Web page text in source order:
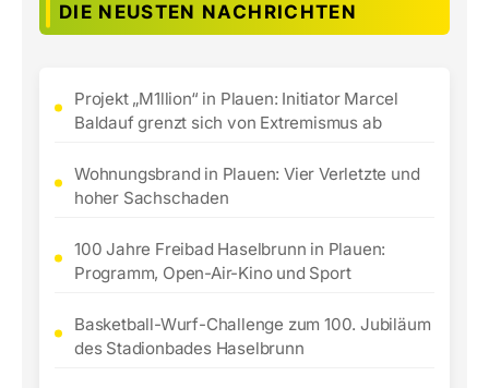
DIE NEUSTEN NACHRICHTEN
Projekt „M1llion“ in Plauen: Initiator Marcel
Baldauf grenzt sich von Extremismus ab
Wohnungsbrand in Plauen: Vier Verletzte und
hoher Sachschaden
100 Jahre Freibad Haselbrunn in Plauen:
Programm, Open-Air-Kino und Sport
Basketball-Wurf-Challenge zum 100. Jubiläum
des Stadionbades Haselbrunn